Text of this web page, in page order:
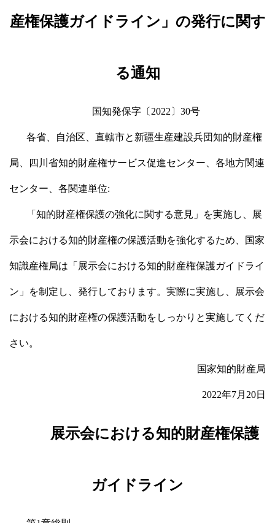
産権保護ガイドライン」の発行に関す
る通知
国知発保字〔2022〕30号
各省、自治区、直轄市と新疆生産建設兵団知的財産権
局、四川省知的財産権サービス促進センター、各地方関連
センター、各関連単位:
「知的財産権保護の強化に関する意見」を実施し、展
示会における知的財産権の保護活動を強化するため、国家
知識産権局は「展示会における知的財産権保護ガイドライ
ン」を制定し、発行しております。実際に実施し、展示会
における知的財産権の保護活動をしっかりと実施してくだ
さい。
国家知的財産局
2022年7月20日
展示会における知的財産権保護
ガイドライン